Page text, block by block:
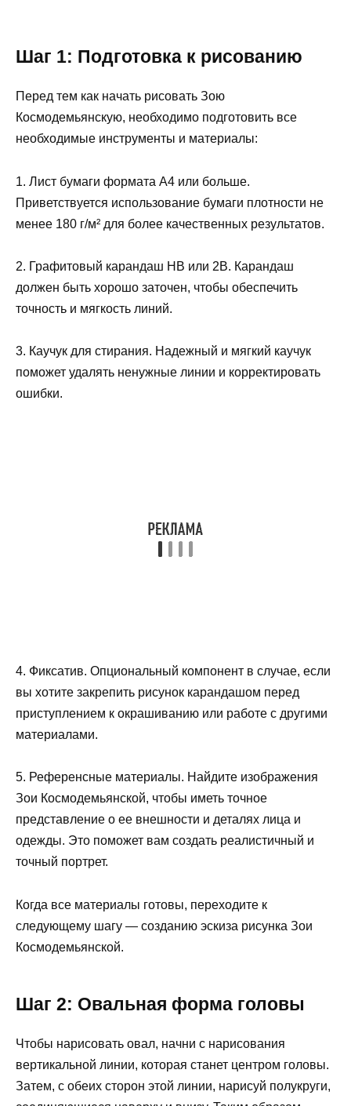
Шаг 1: Подготовка к рисованию
Перед тем как начать рисовать Зою
Космодемьянскую, необходимо подготовить все
необходимые инструменты и материалы:
1. Лист бумаги формата А4 или больше.
Приветствуется использование бумаги плотности не
менее 180 г/м² для более качественных результатов.
2. Графитовый карандаш HB или 2B. Карандаш
должен быть хорошо заточен, чтобы обеспечить
точность и мягкость линий.
3. Каучук для стирания. Надежный и мягкий каучук
поможет удалять ненужные линии и корректировать
ошибки.
4. Фиксатив. Опциональный компонент в случае, если
вы хотите закрепить рисунок карандашом перед
приступлением к окрашиванию или работе с другими
материалами.
5. Референсные материалы. Найдите изображения
Зои Космодемьянской, чтобы иметь точное
представление о ее внешности и деталях лица и
одежды. Это поможет вам создать реалистичный и
точный портрет.
Когда все материалы готовы, переходите к
следующему шагу — созданию эскиза рисунка Зои
Космодемьянской.
Шаг 2: Овальная форма головы
Чтобы нарисовать овал, начни с нарисования
вертикальной линии, которая станет центром головы.
Затем, с обеих сторон этой линии, нарисуй полукруги,